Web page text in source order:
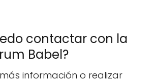
contactar con la
Babel?
información o realizar